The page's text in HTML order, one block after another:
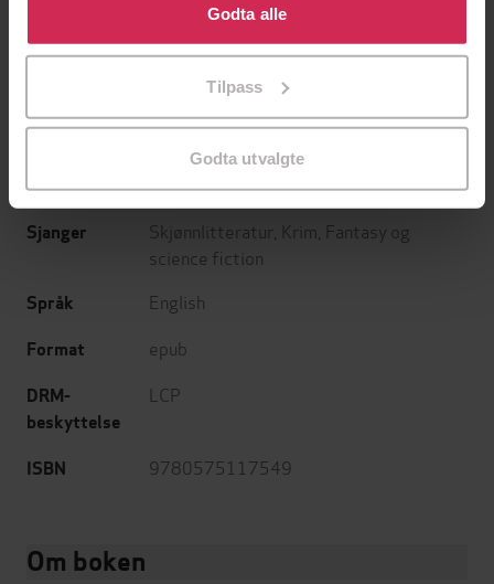
bruke cookies for alle disse formålene. Du kan også
tilpasse ditt samtykke til spesifikke formål ved å klikke
Godta alle
Tilpass
Godta utvalgte
Robert C. Wilson (forfatter)
Gateway
Utgitt 29.03.2013
Sjanger Skjønnlitteratur Krim Fantasy og
science fiction
Språk English
Format epub
DRM-
beskyttelse
LCP
ISBN 9780575117549
Om boken